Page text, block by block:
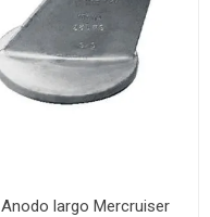
Anodo largo Mercruiser